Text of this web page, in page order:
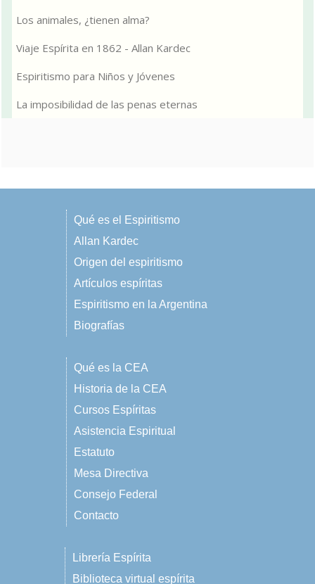
Los animales, ¿tienen alma?
Viaje Espírita en 1862 - Allan Kardec
Espiritismo para Niños y Jóvenes
La imposibilidad de las penas eternas
Qué es el Espiritismo
Allan Kardec
Origen del espiritismo
Artículos espíritas
Espiritismo en la Argentina
Biografías
Qué es la CEA
Historia de la CEA
Cursos Espíritas
Asistencia Espiritual
Estatuto
Mesa Directiva
Consejo Federal
Contacto
Librería Espírita
Biblioteca virtual espírita